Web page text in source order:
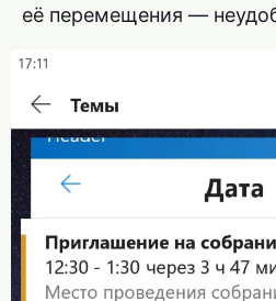
её перемещения —